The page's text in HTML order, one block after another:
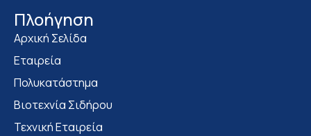
Πλοήγηση
Αρχική Σελίδα
Εταιρεία
Πολυκατάστημα
Bιοτεχνία Σιδήρου
Τεχνική Εταιρεία